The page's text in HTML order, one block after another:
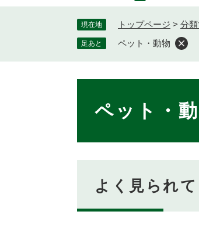
。
現在地 トップページ > 分
足あと ペット・動物
ペット・
よく見られ